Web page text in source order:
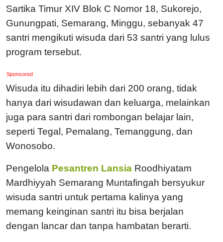
Sartika Timur XIV Blok C Nomor 18, Sukorejo,
Gunungpati, Semarang, Minggu, sebanyak 47
santri mengikuti wisuda dari 53 santri yang lulus
program tersebut.
Sponsored
Wisuda itu dihadiri lebih dari 200 orang, tidak
hanya dari wisudawan dan keluarga, melainkan
juga para santri dari rombongan belajar lain,
seperti Tegal, Pemalang, Temanggung, dan
Wonosobo.
Pengelola Pesantren Lansia Roodhiyatam
Mardhiyyah Semarang Muntafingah bersyukur
wisuda santri untuk pertama kalinya yang
memang keinginan santri itu bisa berjalan
dengan lancar dan tanpa hambatan berarti.